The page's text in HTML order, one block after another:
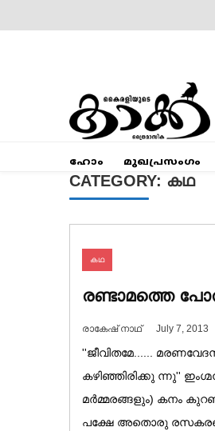
Mumbai Kaakka
ഹോം മുഖപ്രസംഗം
CATEGORY: കഥ
കഥ
രണ്ടാമത്തെ
രാകേഷ് നാഥ് July 7, 2013
''ജീവിതമേ......
കഴിഞ്ഞിരിക്കു ന്നു''
മർമ്മരങ്ങളും) കനം
പക്ഷേ അതൊരു